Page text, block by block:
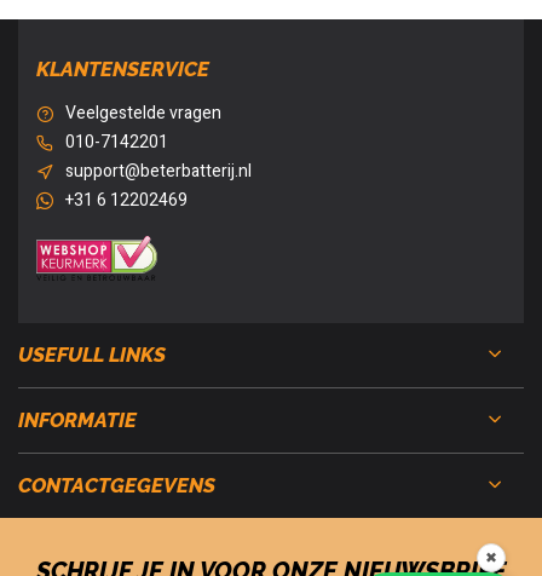
KLANTENSERVICE
Veelgestelde vragen
010-7142201
support@beterbatterij.nl
+31 6 12202469
USEFULL LINKS
INFORMATIE
CONTACTGEGEVENS
✖